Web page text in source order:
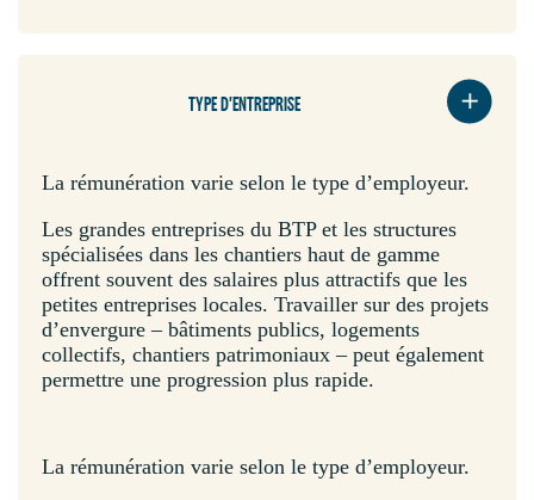
TYPE D'ENTREPRISE
La rémunération varie selon le type d’employeur.
Les grandes entreprises du BTP et les structures
spécialisées dans les chantiers haut de gamme
offrent souvent des salaires plus attractifs que les
petites entreprises locales. Travailler sur des projets
d’envergure – bâtiments publics, logements
collectifs, chantiers patrimoniaux – peut également
permettre une progression plus rapide.
La rémunération varie selon le type d’employeur.